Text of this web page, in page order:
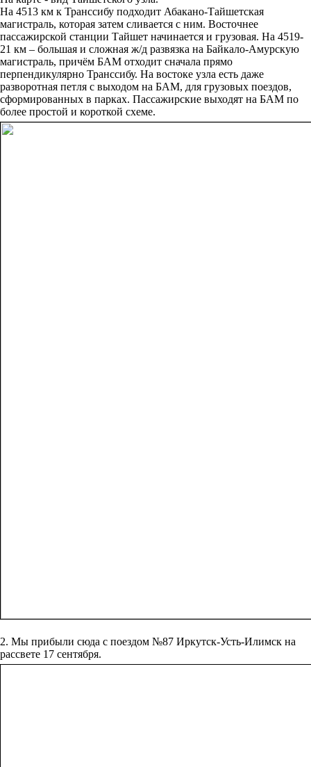
На 4513 км к Транссибу подходит Абакано-Тайшетская
магистраль, которая затем сливается с ним. Восточнее
пассажирской станции Тайшет начинается и грузовая. На 4519-
21 км – большая и сложная ж/д развязка на Байкало-Амурскую
магистраль, причём БАМ отходит сначала прямо
перпендикулярно Транссибу. На востоке узла есть даже
разворотная петля с выходом на БАМ, для грузовых поездов,
сформированных в парках. Пассажирские выходят на БАМ по
более простой и короткой схеме.
2. Мы прибыли сюда с поездом №87 Иркутск-Усть-Илимск на
рассвете 17 сентября.